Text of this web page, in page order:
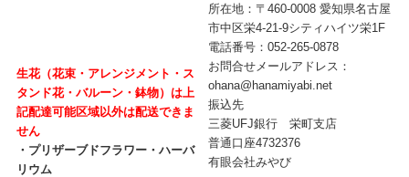
生花（花束・アレンジメント・ス
タンド花・バルーン・鉢物）は上
記配達可能区域以外は配送できま
せん
・プリザーブドフラワー・ハーバ
リウム
所在地：〒460-0008 愛知県名古屋
市中区栄4-21-9シティハイツ栄1F
電話番号：052-265-0878
お問合せメールアドレス：
ohana@hanamiyabi.net
振込先
三菱UFJ銀行 栄町支店
普通口座4732376
有眼会社みやび